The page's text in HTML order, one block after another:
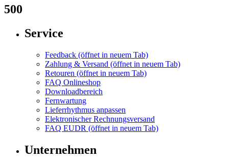
500
Service
Feedback (öffnet in neuem Tab)
Zahlung & Versand (öffnet in neuem Tab)
Retouren (öffnet in neuem Tab)
FAQ Onlineshop
Downloadbereich
Fernwartung
Lieferrhythmus anpassen
Elektronischer Rechnungsversand
FAQ EUDR (öffnet in neuem Tab)
Unternehmen